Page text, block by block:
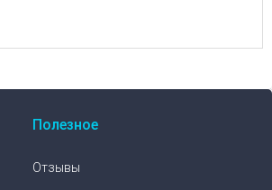
Полезное
Отзывы